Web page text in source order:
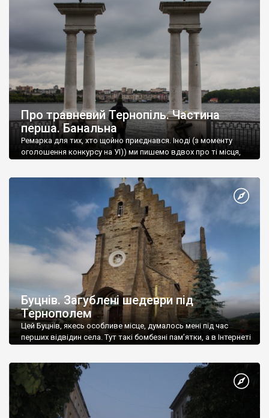
Про травневий Тернопіль. Частина
перша. Банальна
Ремарка для тих, хто щойно приєднався. Іноді (з моменту
оголошення конкурсу на УІ)) ми пишемо вдвох про ті місця,
Буцнів. Загублені шедеври під
Тернополем
Цей Буцнів, якесь особливе місце, думалось мені під час
перших відвідин села. Тут такі бомбезні пам’ятки, а в Інтернеті